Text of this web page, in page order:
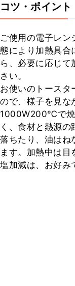
コツ・ポイント
ご使用の電子レン
態により加熱具合
ら、必要に応じ
さい。
お使いのトースタ
ので、様子を見な
1000W200℃で焼
く、食材と熱源
落ちたり、油はね
ます。加熱中は目
塩加減は、お好み